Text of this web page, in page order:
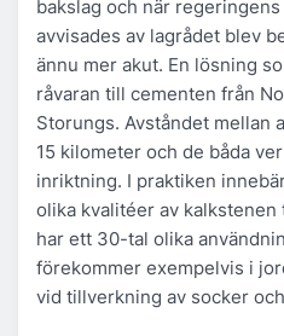
bakslag och när
avvisades av lagrådet blev
ännu mer akut. En lösning
råvaran till cementen från
Storungs. Avståndet mellan
15 kilometer och de båda
inriktning. I praktiken
olika kvalitéer av
har ett 30-tal olika
förekommer exempelvis i
vid tillverkning av socker